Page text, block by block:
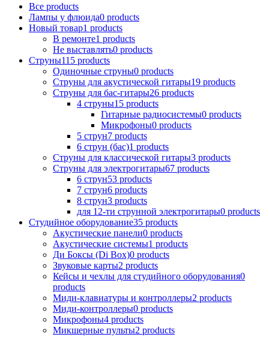
Все products
Лампы у флюида0 products
Новый товар1 products
В ремонтe1 products
Не выставлять0 products
Струны115 products
Одиночные струны0 products
Струны для акустической гитары19 products
Струны для бас-гитары26 products
4 струны15 products
Гитарные радиосистемы0 products
Микрофоны0 products
5 струн7 products
6 струн (бас)1 products
Струны для классической гитары3 products
Струны для электрогитары67 products
6 струн53 products
7 струн6 products
8 струн3 products
для 12-ти струнной электрогитары0 products
Студийное оборудование35 products
Акустические панели0 products
Акустические системы1 products
Ди Боксы (Di Box)0 products
Звуковые карты2 products
Кейсы и чехлы для студийного оборудования0
products
Миди-клавиатуры и контроллеры2 products
Миди-контроллеры0 products
Микрофоны4 products
Микшерные пульты2 products